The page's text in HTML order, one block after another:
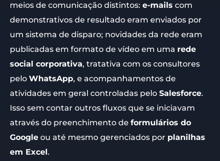
meios de comunicação distintos: e-mails com
demonstrativos de resultado eram enviados por
um sistema de disparo; novidades da rede eram
publicadas em formato de vídeo em uma rede
social corporativa, tratativa com os consultores
pelo WhatsApp, e acompanhamentos de
atividades em geral controladas pelo Salesforce.
Isso sem contar outros fluxos que se iniciavam
através do preenchimento de formulários do
Google ou até mesmo gerenciados por planilhas
em Excel.